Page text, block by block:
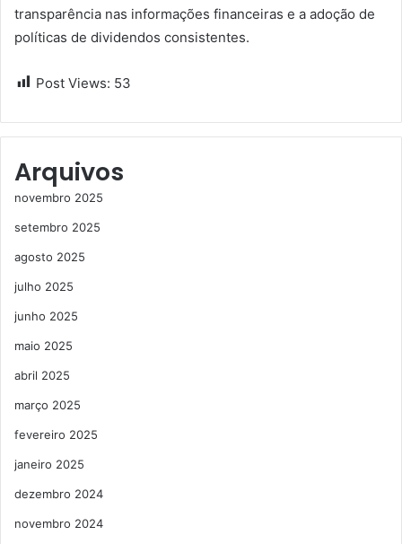
transparência nas informações financeiras e a adoção de
políticas de dividendos consistentes.
Post Views: 53
Arquivos
novembro 2025
setembro 2025
agosto 2025
julho 2025
junho 2025
maio 2025
abril 2025
março 2025
fevereiro 2025
janeiro 2025
dezembro 2024
novembro 2024